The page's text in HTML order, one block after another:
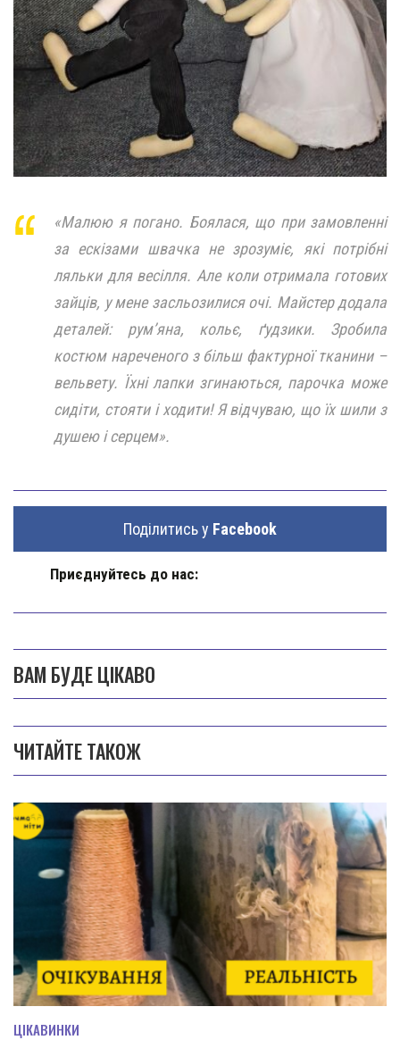
«Малюю я погано. Боялася, що при замовленні
за ескізами швачка не зрозуміє, які потрібні
ляльки для весілля. Але коли отримала готових
зайців, у мене засльозилися очі. Майстер додала
деталей: рум’яна, кольє, ґудзики. Зробила
костюм нареченого з більш фактурної тканини –
вельвету. Їхні лапки згинаються, парочка може
сидіти, стояти і ходити! Я відчуваю, що їх шили з
душею і серцем».
Поділитись у Facebook
Приєднуйтесь до нас:
ВАМ БУДЕ ЦІКАВО
ЧИТАЙТЕ ТАКОЖ
ЦІКАВИНКИ